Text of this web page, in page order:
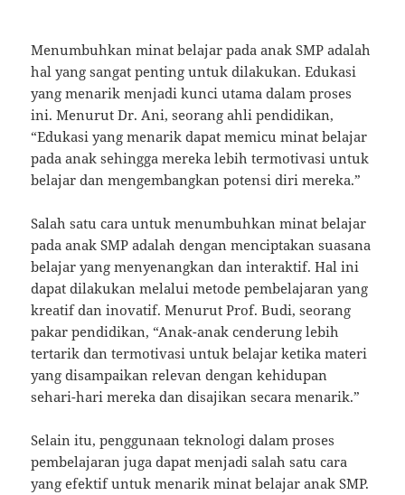
Menumbuhkan minat belajar pada anak SMP adalah
hal yang sangat penting untuk dilakukan. Edukasi
yang menarik menjadi kunci utama dalam proses
ini. Menurut Dr. Ani, seorang ahli pendidikan,
“Edukasi yang menarik dapat memicu minat belajar
pada anak sehingga mereka lebih termotivasi untuk
belajar dan mengembangkan potensi diri mereka.”
Salah satu cara untuk menumbuhkan minat belajar
pada anak SMP adalah dengan menciptakan suasana
belajar yang menyenangkan dan interaktif. Hal ini
dapat dilakukan melalui metode pembelajaran yang
kreatif dan inovatif. Menurut Prof. Budi, seorang
pakar pendidikan, “Anak-anak cenderung lebih
tertarik dan termotivasi untuk belajar ketika materi
yang disampaikan relevan dengan kehidupan
sehari-hari mereka dan disajikan secara menarik.”
Selain itu, penggunaan teknologi dalam proses
pembelajaran juga dapat menjadi salah satu cara
yang efektif untuk menarik minat belajar anak SMP.